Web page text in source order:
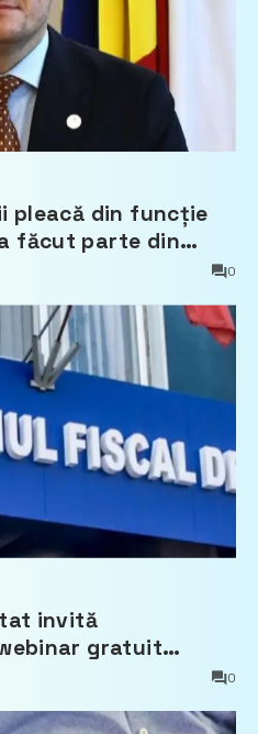
pleacă din funcție
făcut parte din
0
invită
gratuit
pe bunurile
0